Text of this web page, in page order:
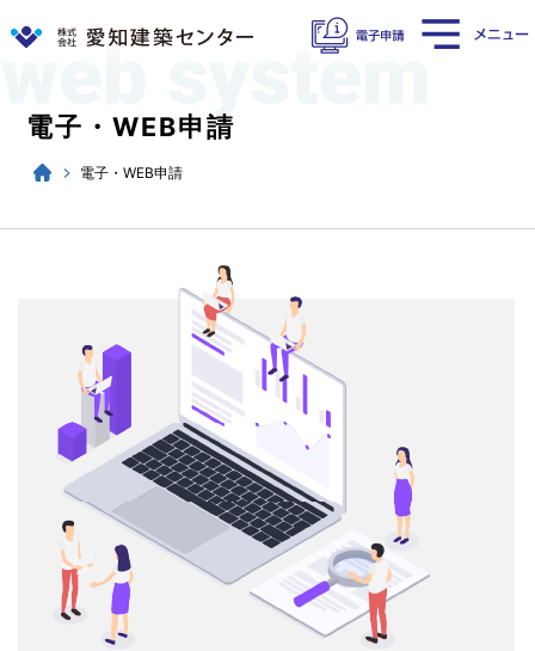
電子・WEB申請
電子・WEB申請